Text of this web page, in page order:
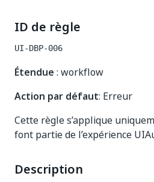
ID de règle
UI-DBP-006
Étendue : workflow
Action par défaut: Erreur
Cette règle s’applique
font partie de l’expérience
Description